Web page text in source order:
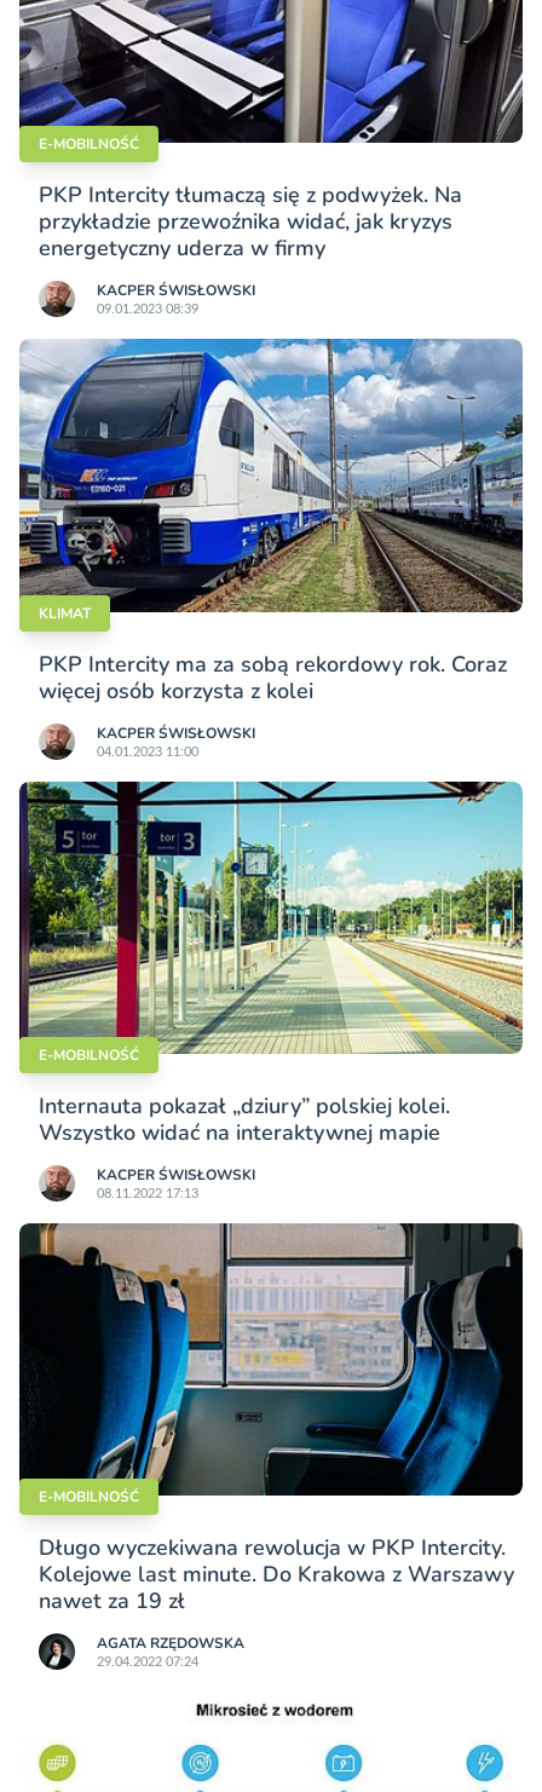
E-MOBILNOŚĆ
PKP Intercity tłumaczą się z podwyżek. Na
przykładzie przewoźnika widać, jak kryzys
energetyczny uderza w firmy
KACPER ŚWISŁO­WSKI
09.01.2023 08:39
KLIMAT
PKP Intercity ma za sobą rekordowy rok. Coraz
więcej osób korzysta z kolei
KACPER ŚWISŁO­WSKI
04.01.2023 11:00
E-MOBILNOŚĆ
Internauta pokazał „dziury” polskiej kolei.
Wszystko widać na interaktywnej mapie
KACPER ŚWISŁO­WSKI
08.11.2022 17:13
E-MOBILNOŚĆ
Długo wyczekiwana rewolucja w PKP Intercity.
Kolejowe last minute. Do Krakowa z Warszawy
nawet za 19 zł
AGATA RZĘDOWSKA
29.04.2022 07:24